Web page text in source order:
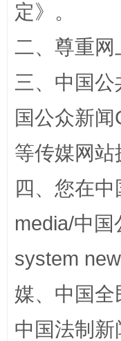
站台名比
漫山遍野的桃花与
定》。
二、尊重
三、中国
国公众新
等传媒网
四、您在
media/中
system
媒、中国
中国法制